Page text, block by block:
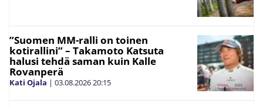
”Suomen MM-ralli on toinen
kotirallini” – Takamoto Katsuta
halusi tehdä saman kuin Kalle
Rovanperä
Kati Ojala | 03.08.202620:15